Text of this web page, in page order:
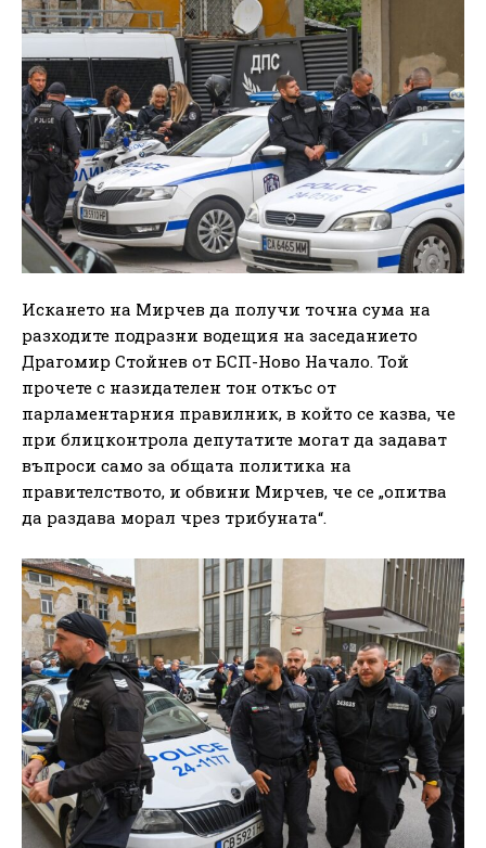
Искането на Мирчев да получи точна сума на
разходите подразни водещия на заседанието
Драгомир Стойнев от БСП-Ново Начало. Той
прочете с назидателен тон откъс от
парламентарния правилник, в който се казва, че
при блицконтрола депутатите могат да задават
въпроси само за общата политика на
правителството, и обвини Мирчев, че се „опитва
да раздава морал чрез трибуната“.